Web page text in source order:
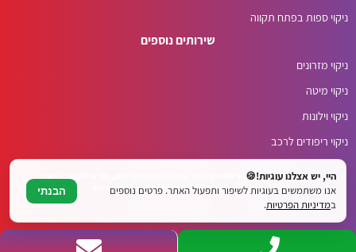
ניקוי ספות בפתח תקווה
שירותים נוספים
ניקוי מזרונים
ניקוי מיטה
ניקוי וילונות
ניקוי ריפודים לרכב
top.carpets.co.il@gmail.com | טלפון: 077-6049644
היי, יש אצלנו עוגיות!🍪
אנו משתמשים בעוגיות לשיפור ותפעול האתר. פרטים נוספים
במדיניות הפרטיות.
הבנתי